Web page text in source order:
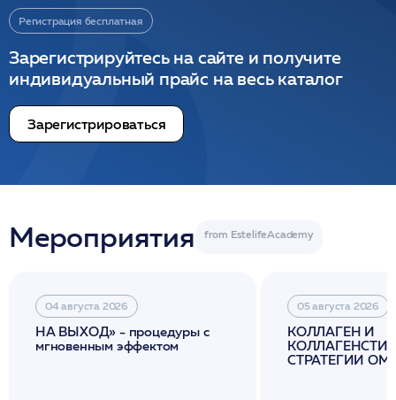
Регистрация бесплатная
Зарегистрируйтесь на сайте и получите
индивидуальный прайс на весь каталог
Зарегистрироваться
Мероприятия
04 августа 2026
НА ВЫХОД» - процедуры с
мгновенным эффектом
05 августа 2026
КОЛЛАГЕН И
СТРАТЕГИИ